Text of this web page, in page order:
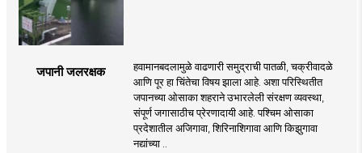
जपानी जलरक्षक
हवामानबदलामुळे वाढणारी समुद्राची पातळी, चक्रीवादळे
आणि पूर हा चिंतेचा विषय झाला आहे. अशा परिस्थितीत
जपानच्या ओसाका शहराने उभारलेली संरक्षण व्यवस्था,
संपूर्ण जगासाठीच प्रेरणादायी आहे. पश्चिम ओसाका
प्रदेशातील अजिगावा, शिरिनाशिगावा आणि किझुगावा
नद्यांच्या ..